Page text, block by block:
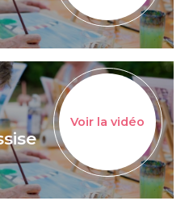
Voir la vidéo